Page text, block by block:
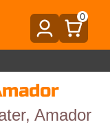
0
Amador